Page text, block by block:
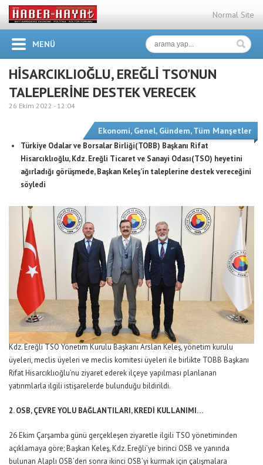
Normal Site
MENÜ
HİSARCIKLIOĞLU, EREĞLİ TSO’NUN
TALEPLERİNE DESTEK VERECEK
26 Ekim 2022 - 12:04
Ekonomi, Genel, Gündem,Tüm Manşetler
Türkiye Odalar ve Borsalar Birliği(TOBB) Başkanı Rifat
Hisarcıklıoğlu, Kdz. Ereğli Ticaret ve Sanayi Odası(TSO) heyetini
ağırladığı görüşmede, Başkan Keleş’in taleplerine destek vereceğini
söyledi
Kdz. Ereğli TSO Yönetim Kurulu Başkanı Arslan Keleş, yönetim kurulu
üyeleri, meclis üyeleri ve meclis komitesi üyeleri ile birlikte TOBB Başkanı
Rifat Hisarcıklıoğlu’nu ziyaret ederek ilçeye yapılması planlanan
yatırımlarla ilgili istişarelerde bulunduğu bildirildi.
2. OSB, ÇEVRE YOLU BAĞLANTILARI, KREDİ KULLANIMI…
26 Ekim Çarşamba günü gerçekleşen ziyaretle ilgili TSO yönetiminden
açıklamaya göre; Başkan Keleş, Kdz. Ereğli’ye birinci OSB ve yanında
bulunan Alaplı OSB’den sonra ikinci OSB’yi kurmak için çalışmalara